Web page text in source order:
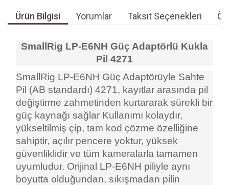
Ürün Bilgisi Yorumlar Taksit Seçenekleri
SmallRig LP-E6NH Güç Adaptörlü Kukla
Pil 4271
SmallRig LP-E6NH Güç Adaptörüyle Sahte
Pil (AB standardı) 4271, kayıtlar arasında pil
değiştirme zahmetinden kurtararak sürekli bir
güç kaynağı sağlar Kullanımı kolaydır,
yükseltilmiş çip, tam kod çözme özelliğine
sahiptir, açılır pencere yoktur, yüksek
güvenliklidir ve tüm kameralarla tamamen
uyumludur. Orijinal LP-E6NH piliyle aynı
boyutta olduğundan, sıkışmadan pilin